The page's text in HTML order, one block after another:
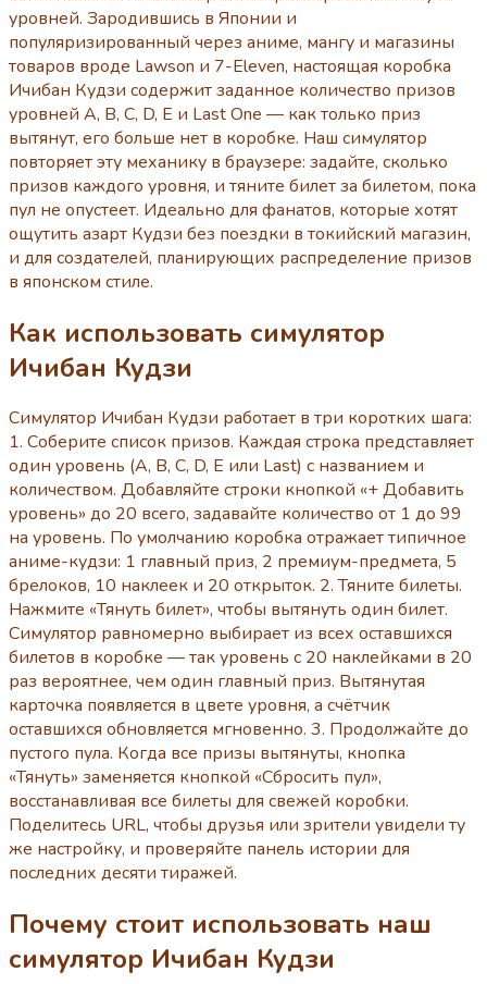
уровней. Зародившись в Японии и
популяризированный через аниме, мангу и магазины
товаров вроде Lawson и 7-Eleven, настоящая коробка
Ичибан Кудзи содержит заданное количество призов
уровней A, B, C, D, E и Last One — как только приз
вытянут, его больше нет в коробке. Наш симулятор
повторяет эту механику в браузере: задайте, сколько
призов каждого уровня, и тяните билет за билетом, пока
пул не опустеет. Идеально для фанатов, которые хотят
ощутить азарт Кудзи без поездки в токийский магазин,
и для создателей, планирующих распределение призов
в японском стиле.
Как использовать симулятор
Ичибан Кудзи
Симулятор Ичибан Кудзи работает в три коротких шага:
1. Соберите список призов. Каждая строка представляет
один уровень (A, B, C, D, E или Last) с названием и
количеством. Добавляйте строки кнопкой «+ Добавить
уровень» до 20 всего, задавайте количество от 1 до 99
на уровень. По умолчанию коробка отражает типичное
аниме-кудзи: 1 главный приз, 2 премиум-предмета, 5
брелоков, 10 наклеек и 20 открыток. 2. Тяните билеты.
Нажмите «Тянуть билет», чтобы вытянуть один билет.
Симулятор равномерно выбирает из всех оставшихся
билетов в коробке — так уровень с 20 наклейками в 20
раз вероятнее, чем один главный приз. Вытянутая
карточка появляется в цвете уровня, а счётчик
оставшихся обновляется мгновенно. 3. Продолжайте до
пустого пула. Когда все призы вытянуты, кнопка
«Тянуть» заменяется кнопкой «Сбросить пул»,
восстанавливая все билеты для свежей коробки.
Поделитесь URL, чтобы друзья или зрители увидели ту
же настройку, и проверяйте панель истории для
последних десяти тиражей.
Почему стоит использовать наш
симулятор Ичибан Кудзи